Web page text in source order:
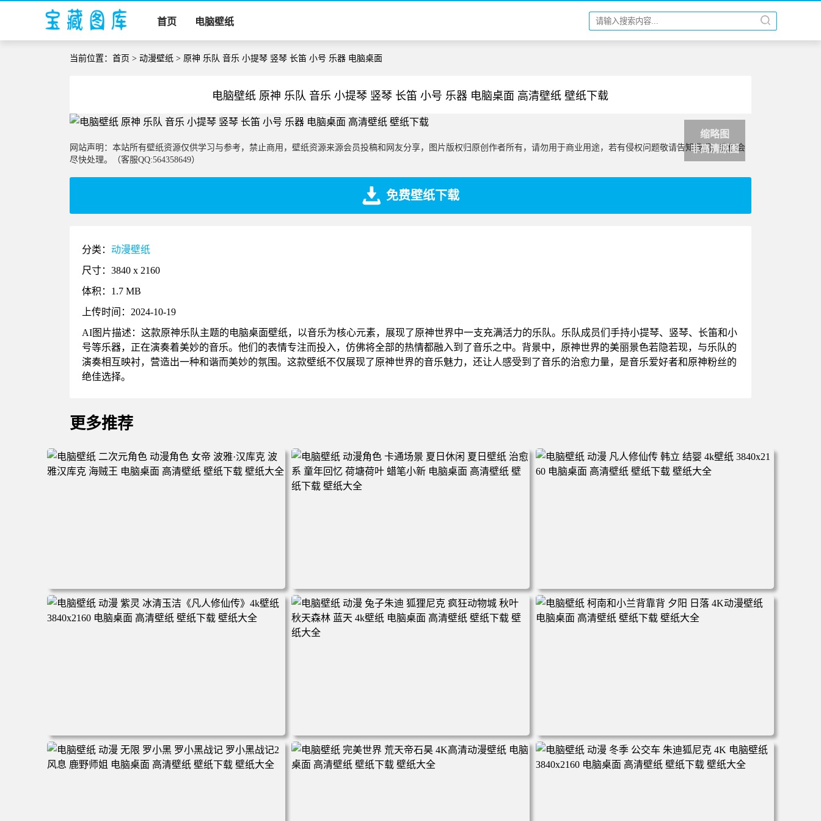
首页 电脑壁纸
当前位置：首页 >动漫壁纸 > 原神 乐队 音乐 小提琴 竖琴 长笛 小号 乐器 电脑桌面
电脑壁纸 原神 乐队 音乐 小提琴 竖琴 长笛 小号 乐器 电脑桌面 高清壁纸 壁纸下载
缩略图
非高清原图
网站声明：本站所有壁纸资源仅供学习与参考，禁止商用，壁纸资源来源会员投稿和网友分享，图片版权归原创作者所有，请勿用于商业用途，若有侵权问题敬请告知我们，我们会
尽快处理。（客服QQ:564358649）
免费壁纸下载
分类：动漫壁纸
尺寸：3840 x 2160
体积：1.7 MB
上传时间：2024-10-19
AI图片描述：这款原神乐队主题的电脑桌面壁纸，以音乐为核心元素，展现了原神世界中一支充满活力的乐队。乐队成员们手持小提琴、竖琴、长笛和小
号等乐器，正在演奏着美妙的音乐。他们的表情专注而投入，仿佛将全部的热情都融入到了音乐之中。背景中，原神世界的美丽景色若隐若现，与乐队的
演奏相互映衬，营造出一种和谐而美妙的氛围。这款壁纸不仅展现了原神世界的音乐魅力，还让人感受到了音乐的治愈力量，是音乐爱好者和原神粉丝的
绝佳选择。
更多推荐
电脑壁纸 二次元角色 动漫角色 女帝 波雅·汉库克 波雅汉库
克 海贼王 电脑桌面 高清壁纸 壁纸下载 壁纸大全
电脑壁纸 动漫角色 卡通场景 夏日休闲 夏日壁纸 治愈系 童
年回忆 荷塘荷叶 蜡笔小新 电脑桌面 高清壁纸 壁纸下载 壁
纸大全
电脑壁纸 动漫 凡人修仙传 韩立 结婴 4k壁纸 3840x2160 电
脑桌面 高清壁纸 壁纸下载 壁纸大全
电脑壁纸 动漫 紫灵 冰清玉洁《凡人修仙传》4k壁纸 3840x2
160 电脑桌面 高清壁纸 壁纸下载 壁纸大全
电脑壁纸 动漫 兔子朱迪 狐狸尼克 疯狂动物城 秋叶 秋天森
林 蓝天 4k壁纸 电脑桌面 高清壁纸 壁纸下载 壁纸大全
电脑壁纸 柯南和小兰背靠背 夕阳 日落 4K动漫壁纸 电脑桌
面 高清壁纸 壁纸下载 壁纸大全